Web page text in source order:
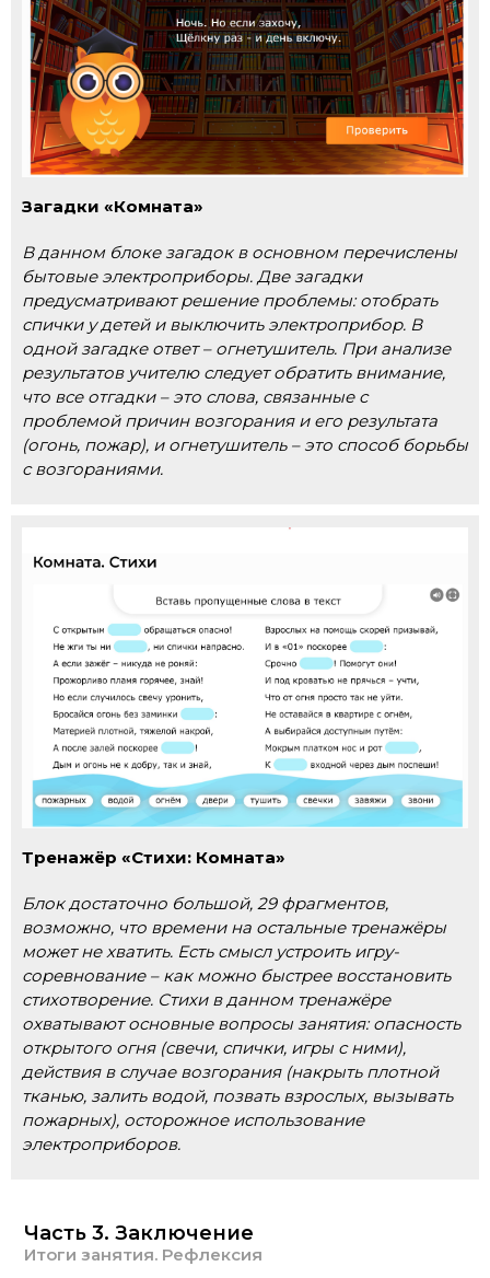
Загадки «Комната»
В данном блоке загадок в основном перечислены
бытовые электроприборы. Две загадки
предусматривают решение проблемы: отобрать
спички у детей и выключить электроприбор. В
одной загадке ответ – огнетушитель. При анализе
результатов учителю следует обратить внимание,
что все отгадки – это слова, связанные с
проблемой причин возгорания и его результата
(огонь, пожар), и огнетушитель – это способ борьбы
с возгораниями.
Тренажёр «Стихи: Комната»
Блок достаточно большой, 29 фрагментов,
возможно, что времени на остальные тренажёры
может не хватить. Есть смысл устроить игру-
соревнование – как можно быстрее восстановить
стихотворение. Стихи в данном тренажёре
охватывают основные вопросы занятия: опасность
открытого огня (свечи, спички, игры с ними),
действия в случае возгорания (накрыть плотной
тканью, залить водой, позвать взрослых, вызывать
пожарных), осторожное использование
электроприборов.
Часть 3. Заключение
Итоги занятия. Рефлексия